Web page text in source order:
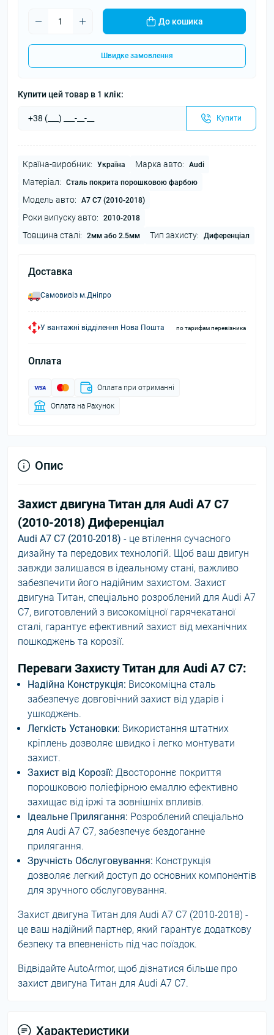
До кошика
Швидке замовлення
Купити цей товар в 1 клік:
Купити
Країна-виробник: Україна Марка авто: Audi
Матеріал: Сталь покрита порошковою фарбою
Модель авто: A7 C7 (2010-2018)
Роки випуску авто: 2010-2018
Товщина сталі: 2мм або 2.5мм Тип захисту: Диференціал
Доставка
Самовивіз м.Дніпро
У вантажні відділення Нова Пошта по тарифам перевізника
Оплата
Оплата при отриманні
Оплата на Рахунок
Опис
Захист двигуна Титан для Audi A7 C7
(2010-2018) Диференціал
Audi A7 C7 (2010-2018) - це втілення сучасного
дизайну та передових технологій. Щоб ваш двигун
завжди залишався в ідеальному стані, важливо
забезпечити його надійним захистом. Захист
двигуна Титан, спеціально розроблений для Audi A7
C7, виготовлений з високоміцної гарячекатаної
сталі, гарантує ефективний захист від механічних
пошкоджень та корозії.
Переваги Захисту Титан для Audi A7 C7:
Надійна Конструкція: Високоміцна сталь
забезпечує довговічний захист від ударів і
ушкоджень.
Легкість Установки: Використання штатних
кріплень дозволяє швидко і легко монтувати
захист.
Захист від Корозії: Двостороннє покриття
порошковою поліефірною емаллю ефективно
захищає від іржі та зовнішніх впливів.
Ідеальне Прилягання: Розроблений спеціально
для Audi A7 C7, забезпечує бездоганне
прилягання.
Зручність Обслуговування: Конструкція
дозволяє легкий доступ до основних компонентів
для зручного обслуговування.
Захист двигуна Титан для Audi A7 C7 (2010-2018) -
це ваш надійний партнер, який гарантує додаткову
безпеку та впевненість під час поїздок.
Відвідайте AutoArmor, щоб дізнатися більше про
захист двигуна Титан для Audi A7 C7.
Характеристики